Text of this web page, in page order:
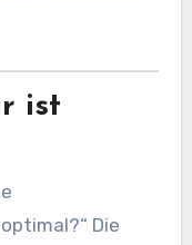
ist
Die